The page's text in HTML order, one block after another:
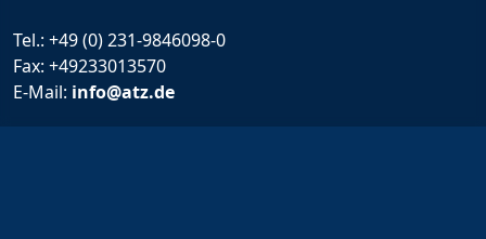
Tel.: +49 (0) 231-9846098-0
Fax: +49233013570
E-Mail: info@atz.de